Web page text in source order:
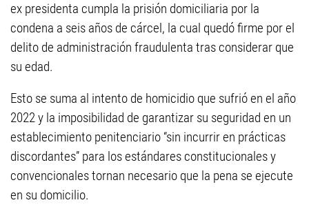
ex presidenta cumpla la prisión domiciliaria por la
condena a seis años de cárcel, la cual quedó firme por el
delito de administración fraudulenta tras considerar que
su edad.
Esto se suma al intento de homicidio que sufrió en el año
2022 y la imposibilidad de garantizar su seguridad en un
establecimiento penitenciario “sin incurrir en prácticas
discordantes” para los estándares constitucionales y
convencionales tornan necesario que la pena se ejecute
en su domicilio.